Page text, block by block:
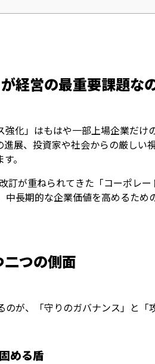
経営の最重要課題な
化」はもはや一部上場企業だ
展、投資家や社会からの厳し
。
訂が重ねられてきた「コーポレ
長期的な企業価値を高めるため
つの側面
が、「守りのガバナンス」と「
める盾